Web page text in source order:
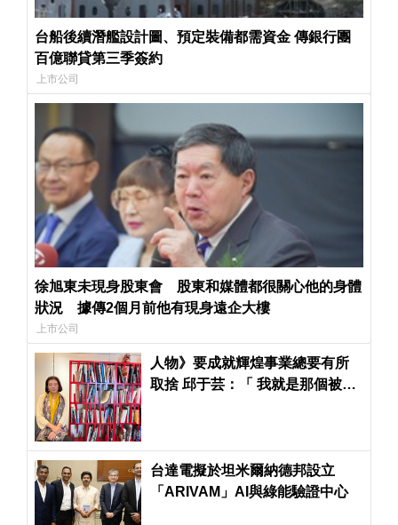
台船後續潛艦設計圖、預定裝備都需資金 傳銀行團
百億聯貸第三季簽約
上市公司
徐旭東未現身股東會 股東和媒體都很關心他的身體
狀況 據傳2個月前他有現身遠企大樓
上市公司
人物》要成就輝煌事業總要有所
取捨 邱于芸：「 我就是那個被捨
台達電擬於坦米爾納德邦設立
「ARIVAM」AI與綠能驗證中心